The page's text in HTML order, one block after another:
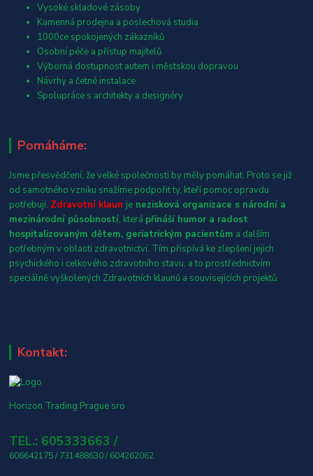
Vysoké skladové zásoby
Kamenná prodejna a poslechová studia
1000ce spokojených zákazníků
Osobní péče a přístup majitelů
Výborná dostupnost autem i městskou dopravou
Návrhy a četné instalace
Spolupráce s architekty a designéry
Pomáháme:
Jsme přesvědčení, že velké společnosti by měly pomáhat. Proto se již
od samotného vzniku snažíme podpořit ty, kteří pomoc opravdu
potřebují. Zdravotní klaun je nezisková organizace s národní a
mezinárodní působností, která přináší humor a radost
hospitalizovaným dětem, geriatrickým pacientům a dalším
potřebným v oblasti zdravotnictví. Tím přispívá ke zlepšení jejich
psychického i celkového zdravotního stavu, a to prostřednictvím
speciálně vyškolených Zdravotních klaunů a souvisejících projektů.
Kontakt:
Horizon Trading Prague sro
TEL.: 605333663 /
606642175 / 731488630 / 604262062